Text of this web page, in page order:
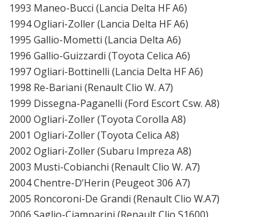
1993 Maneo-Bucci (Lancia Delta HF A6)
1994 Ogliari-Zoller (Lancia Delta HF A6)
1995 Gallio-Mometti (Lancia Delta A6)
1996 Gallio-Guizzardi (Toyota Celica A6)
1997 Ogliari-Bottinelli (Lancia Delta HF A6)
1998 Re-Bariani (Renault Clio W. A7)
1999 Dissegna-Paganelli (Ford Escort Csw. A8)
2000 Ogliari-Zoller (Toyota Corolla A8)
2001 Ogliari-Zoller (Toyota Celica A8)
2002 Ogliari-Zoller (Subaru Impreza A8)
2003 Musti-Cobianchi (Renault Clio W. A7)
2004 Chentre-D’Herin (Peugeot 306 A7)
2005 Roncoroni-De Grandi (Renault Clio W.A7)